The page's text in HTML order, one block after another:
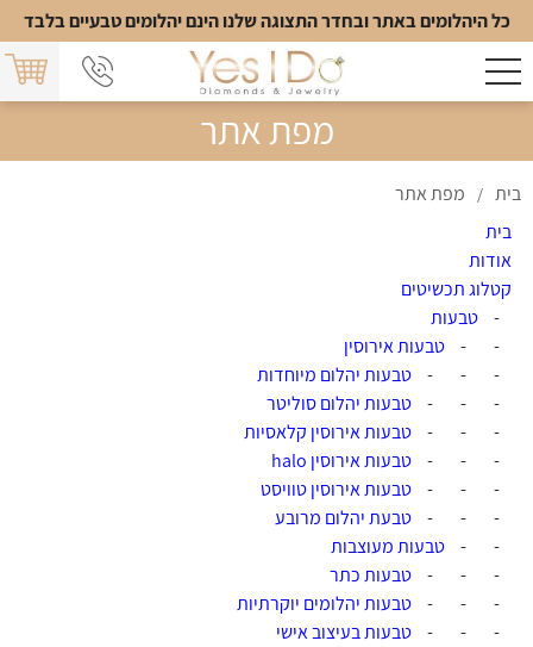
כל היהלומים באתר ובחדר התצוגה שלנו הינם יהלומים טבעיים בלבד
מפת אתר
בית /
מפת אתר
בית
אודות
קטלוג תכשיטים
-
טבעות
-
-
טבעות אירוסין
-
-
-
טבעות יהלום מיוחדות
-
-
-
טבעות יהלום סוליטר
-
-
-
טבעות אירוסין קלאסיות
-
-
-
טבעות אירוסין halo
-
-
-
טבעות אירוסין טוויסט
-
-
-
טבעת יהלום מרובע
-
-
טבעות מעוצבות
-
-
-
טבעות כתר
-
-
-
טבעות יהלומים יוקרתיות
-
-
-
טבעות בעיצוב אישי